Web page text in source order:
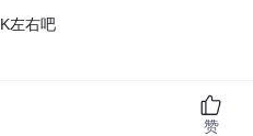
左右吧
赞